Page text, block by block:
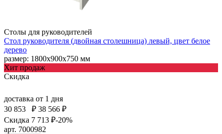
Столы для руководителей
Стол руководителя (двойная столешница) левый, цвет белое
дерево
размер: 1800х900х750 мм
Хит продаж
Скидка
доставка от 1 дня
30 853
₽ 38 566 ₽
Скидка 7 713 ₽-20%
арт. 7000982